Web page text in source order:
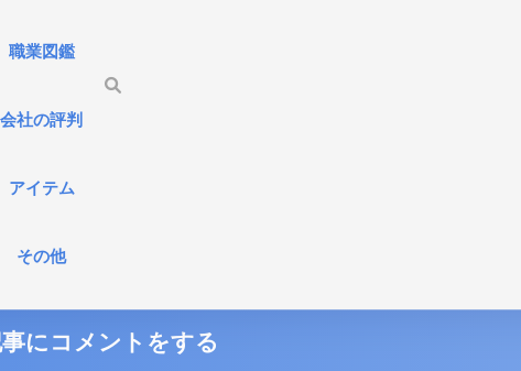
職業図鑑
会社の評判
アイテム
その他
にコメントをする